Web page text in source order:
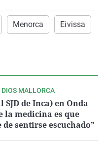
Menorca Eivissa
MALLORCA
de Inca) en Onda
la medicina es que
sentirse escuchado”